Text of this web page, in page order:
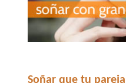
Soñar que tu